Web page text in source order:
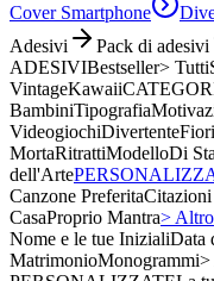
Cover Smartphone
Adesivi
Pack di adesivi
ADESIVIBestseller> Tutti
VintageKawaii
BambiniTipografia
VideogiochiDivertenteFiori
MortaRitrattiModelloDi
dell'Arte
Canzone Preferita
CasaProprio Mantra> Altro
Nome e le tue InizialiData
MatrimonioMonogrammi>